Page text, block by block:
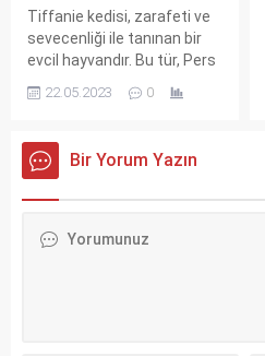
Tiffanie kedisi, zarafeti ve
sevecenliği ile tanınan bir
evcil hayvandır. Bu tür, Pers
arasında bir melezdir ve
dikkat çeker. Tiffanie
kedileri, bakımlı görünümleri,
arasında popüler bir
22.05.2023 0
Bir Yorum Yazın